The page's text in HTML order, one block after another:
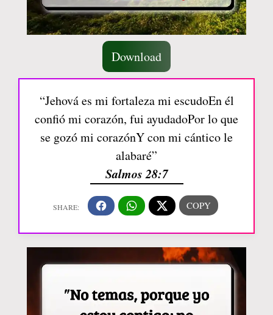
Download
“Jehová es mi fortaleza mi escudoEn él
confió mi corazón, fui ayudadoPor lo que
se gozó mi corazónY con mi cántico le
alabaré”
Salmos 28:7